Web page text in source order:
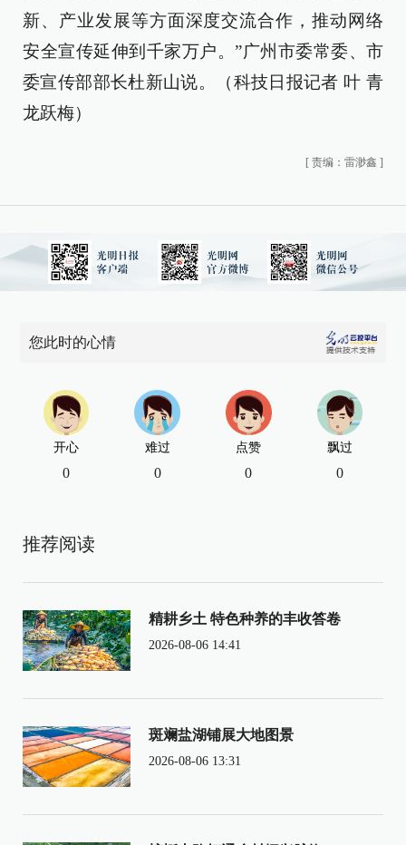
新、产业发展等方面深度交流合作，推动网络
安全宣传延伸到千家万户。”广州市委常委、市
委宣传部部长杜新山说。（科技日报记者 叶 青
龙跃梅）
[ 责编：雷渺鑫 ]
您此时的心情
开心
0
难过
0
点赞
0
飘过
0
推荐阅读
精耕乡土 特色种养的丰收答卷
2026-08-06 14:41
斑斓盐湖铺展大地图景
2026-08-06 13:31